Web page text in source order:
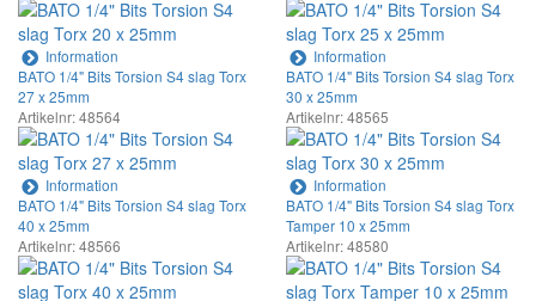
Information
Information
BATO 1/4" Bits Torsion S4 slag Torx
27 x 25mm
Artikelnr: 48564
Information
BATO 1/4" Bits Torsion S4 slag Torx
30 x 25mm
Artikelnr: 48565
Information
BATO 1/4" Bits Torsion S4 slag Torx
40 x 25mm
Artikelnr: 48566
BATO 1/4" Bits Torsion S4 slag Torx
Tamper 10 x 25mm
Artikelnr: 48580